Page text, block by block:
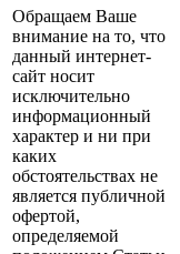
Обращаем Ваше
внимание на то, что
данный интернет-
сайт носит
исключительно
информационный
характер и ни при
каких
обстоятельствах не
является публичной
офертой,
определяемой